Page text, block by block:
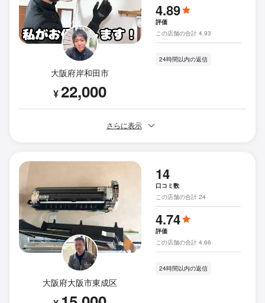
大阪府岸和田市
¥22,000
4.89
評価
この店舗の合計 4.93
24時間以内の返信
さらに表示
大阪府大阪市東成区
14
口コミ数
この店舗の合計 24
4.74
評価
この店舗の合計 4.66
24時間以内の返信